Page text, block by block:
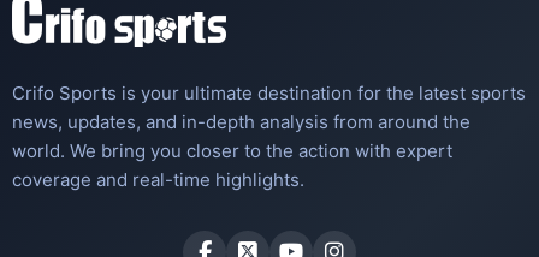
Crifo Sports is your ultimate destination for the latest sports
news, updates, and in-depth analysis from around the
world. We bring you closer to the action with expert
coverage and real-time highlights.